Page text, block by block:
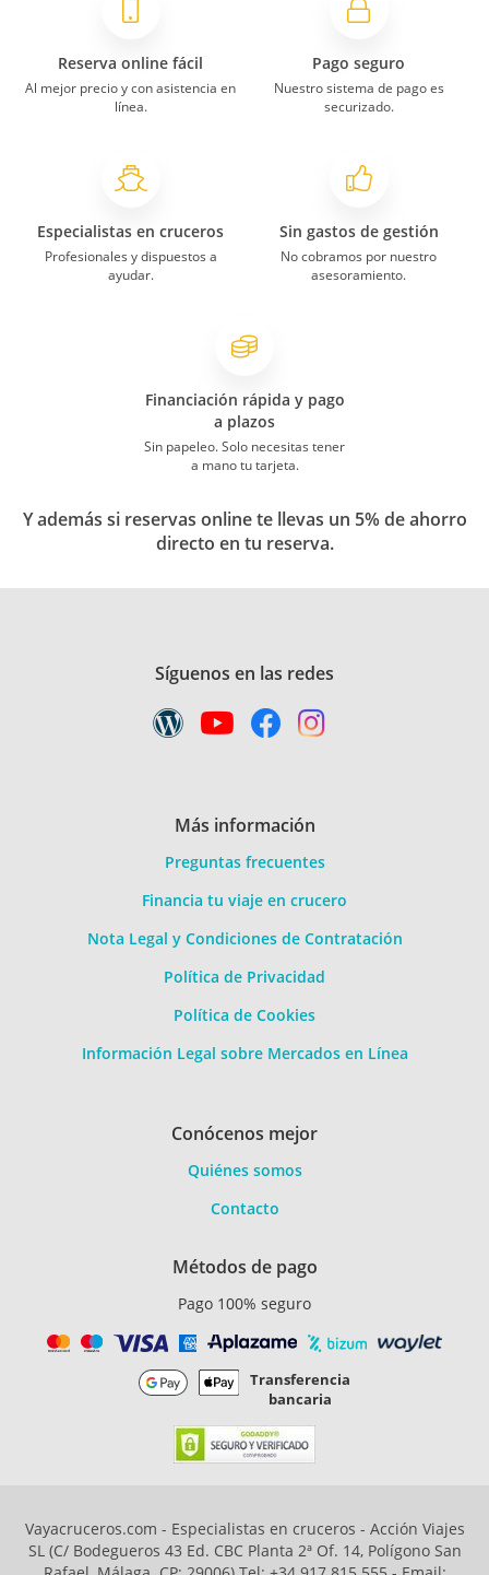
Reserva online fácil
Al mejor precio y con asistencia en
línea.
Pago seguro
Nuestro sistema de pago es
securizado.
Especialistas en cruceros
Profesionales y dispuestos a
ayudar.
Sin gastos de gestión
No cobramos por nuestro
asesoramiento.
Financiación rápida y pago
a plazos
Sin papeleo. Solo necesitas tener
a mano tu tarjeta.
Y además si reservas online te llevas un 5% de ahorro
directo en tu reserva.
Síguenos en las redes
Más información
Preguntas frecuentes
Financia tu viaje en crucero
Nota Legal y Condiciones de Contratación
Política de Privacidad
Política de Cookies
Información Legal sobre Mercados en Línea
Conócenos mejor
Quiénes somos
Contacto
Métodos de pago
Pago 100% seguro
Transferencia
bancaria
Vayacruceros.com - Especialistas en cruceros - Acción Viajes
SL (C/ Bodegueros 43 Ed. CBC Planta 2ª Of. 14, Polígono San